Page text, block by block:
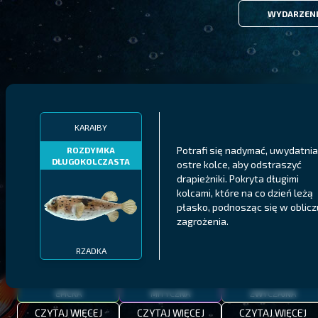
KARAIBY
ROZDYMKA
DŁUGOKOLCZASTA
RZADKA
Potrafi się nadymać,
ostre kolce, aby odstraszyć
drapieżniki. Pokryta długimi
kolcami, które na co dzień leżą
płasko, podnosząc się w
zagrożenia.
MALAWI
PYSZCZAK ZACHODNI
EPICKA
CZYTAJ WIĘCEJ
PÓŁNOCNE FIORDY
LING
MITYCZNA
CZYTAJ WIĘCEJ
WYSPY GALAPAGOS
BODIAN
MEKSYKAŃSKI
ZWYCZAJNA
CZYTAJ WIĘCEJ